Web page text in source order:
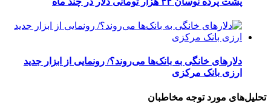
دلارهای خانگی به بانک‌ها می‌روند؟/ رونمایی از ابزار جدید
ارزی بانک مرکزی
تحلیل‌های مورد توجه مخاطبان